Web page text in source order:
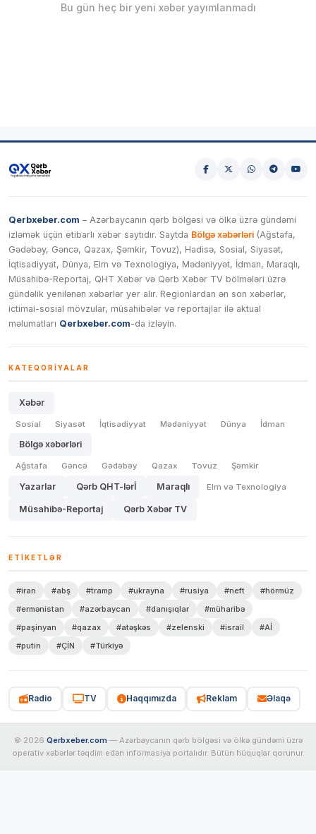
Bu gün heç bir yeni xəbər yayımlanmadı
Qerbxeber.com – Azərbaycanın qərb bölgəsi və ölkə üzrə gündəmi
izləmək üçün etibarlı xəbər saytıdır. Saytda Bölgə xəbərləri (Ağstafa,
Gədəbəy, Gəncə, Qazax, Şəmkir, Tovuz), Hadisə, Sosial, Siyasət,
İqtisadiyyat, Dünya, Elm və Texnologiya, Mədəniyyət, İdman, Maraqlı,
Müsahibə-Reportaj, QHT Xəbər və Qərb Xəbər TV bölmələri üzrə
gündəlik yenilənən xəbərlər yer alır. Regionlardan ən son xəbərlər,
ictimai-sosial mövzular, müsahibələr və reportajlar ilə aktual
məlumatları Qerbxeber.com-da izləyin.
KATEQORIYALAR
Xəbər
Sosial Siyasət İqtisadiyyat Mədəniyyət Dünya İdman
Bölgə xəbərləri
Ağstafa Gəncə Gədəbəy Qazax Tovuz Şəmkir
Yazarlar Qərb QHT-lərİ Maraqlı Elm və Texnologiya
Müsahibə-Reportaj Qərb Xəbər TV
ETIKETLƏR
#iran #abş #tramp #ukrayna #rusiya #neft
#hörmüz
#ermənistan
#azərbaycan #danışıqlar
#müharibə
#paşinyan
#qazax #atəşkəs #zelenski #israil
#Aİ
#putin
#ÇİN #Türkiyə
Radio TV Haqqımızda Reklam Əlaqə
© 2026 Qerbxeber.com — Azərbaycanın qərb bölgəsi və ölkə gündəmi üzrə
operativ xəbərlər təqdim edən informasiya portalıdır. Bütün hüquqlar qorunur.